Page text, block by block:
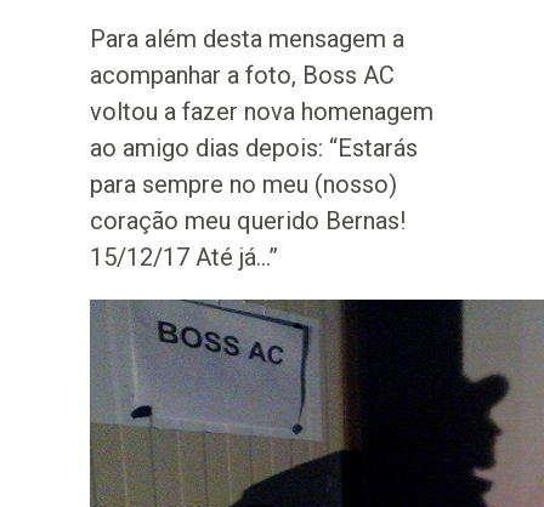
Para além desta mensagem a
acompanhar a foto, Boss AC
voltou a fazer nova homenagem
ao amigo dias depois: “Estarás
para sempre no meu (nosso)
coração meu querido Bernas!
15/12/17 Até já...”